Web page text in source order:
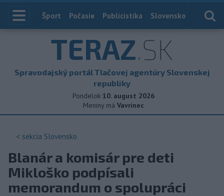
Index
Šport Počasie Publicistika Slovensko
TERAZ.SK
Spravodajský portál Tlačovej agentúry Slovenskej
republiky
Pondelok 10. august 2026
Meniny má Vavrinec
< sekcia Slovensko
Blanár a komisár pre deti
Mikloško podpísali
memorandum o spolupráci